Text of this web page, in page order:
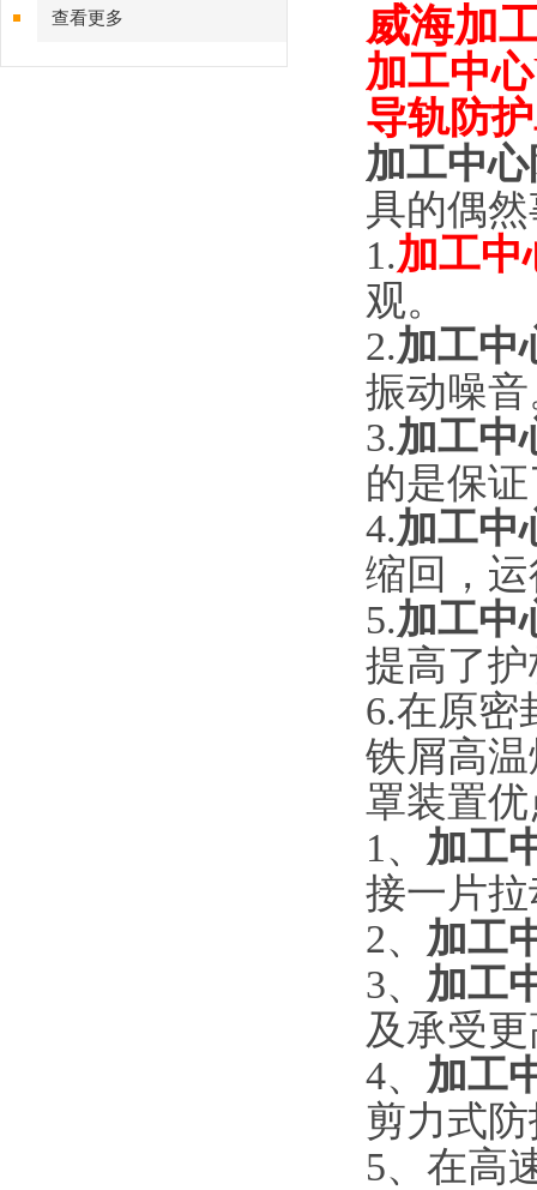
查看更多 威海加
加工中
导轨防
加工中
具的偶
1.加工中
观。
2.加工中
振动噪
3.加工中
的是保
4.加工中
缩回，
5.加工中
提高了
6.在原密
铁屑高
罩装置
1 、 加工
接一片
2、 加工
3、 加工
及承受
4、 加工
剪力式
5、在高